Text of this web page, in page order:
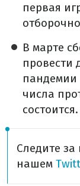
первая
В марте
провести
пандемии
числа
состоится.
Следите
нашем